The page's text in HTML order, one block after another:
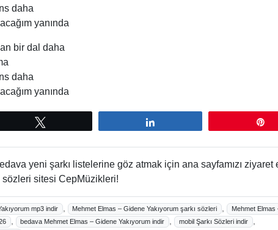
daha
yanında
bir dal daha
daha
yanında
yeni şarkı listelerine göz atmak için ana sayfamızı
sözleri sitesi CepMüzikleri!
mp3 indir , Mehmet Elmas – Gidene Yakıyorum şarkı sözleri , Mehmet Elmas
, bedava Mehmet Elmas – Gidene Yakıyorum indir , mobil Şarkı Sözleri indir ,